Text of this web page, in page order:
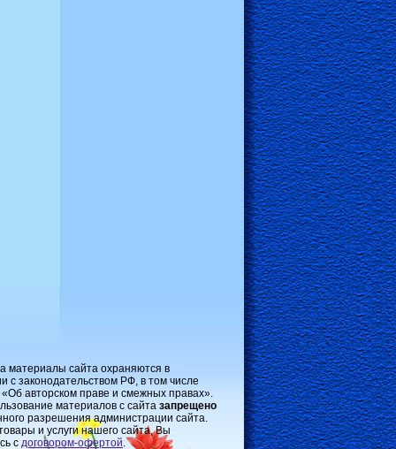
материалы сайта охраняются в
с законодательством РФ, в том числе
авторском праве и смежных правах».
материалов с сайта запрещено
разрешения администрации сайта.
и услуги нашего сайта, Вы
с договором-oфертой.